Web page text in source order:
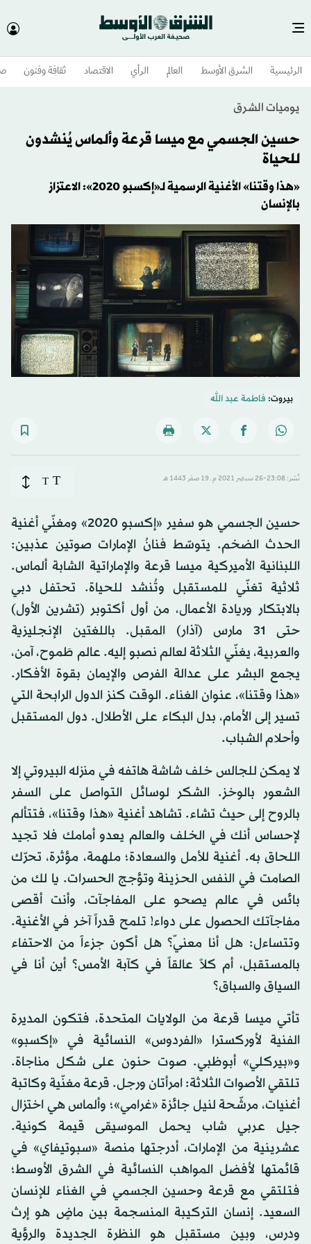
الرئيسية الشرق الأوسط​ العالم الرأي الاقتصاد ثقافة وفنون
يوميات الشرق
حسين الجسمي مع ميسا قرعة وألماس يُنشدون
للحياة
«هذا وقتنا» الأغنية الرسمية لـ«إكسبو 2020»: الاعتزاز
بالإنسان
بيروت: فاطمة عبد الله
نُشر: 23:08-26 سبتمبر 2021 م ـ 19 صفَر 1443 هـ T
T
حسين الجسمي هو سفير «إكسبو 2020» ومغنّي أغنية
الحدث الضخم. يتوسّط فنانُ الإمارات صوتين عذبين:
اللبنانية الأميركية ميسا قرعة والإماراتية الشابة ألماس.
ثلاثية تغنّي للمستقبل وتُنشد للحياة. تحتفل دبي
بالابتكار وريادة الأعمال، من أول أكتوبر (تشرين الأول)
حتى 31 مارس (آذار) المقبل. باللغتين الإنجليزية
والعربية، يغنّي الثلاثة لعالم نصبو إليه. عالم طَموح، آمن،
يجمع البشر على عدالة الفرص والإيمان بقوة الأفكار.
«هذا وقتنا»، عنوان الغناء. الوقت كنز الدول الرابحة التي
تسير إلى الأمام، بدل البكاء على الأطلال. دول المستقبل
وأحلام الشباب.
لا يمكن للجالس خلف شاشة هاتفه في منزله البيروتي إلا
الشعور بالوخز. الشكر لوسائل التواصل على السفر
بالروح إلى حيث تشاء. تشاهد أغنية «هذا وقتنا»، فتتألم
لإحساس أنك في الخلف والعالم يعدو أمامك فلا تجيد
اللحاق به. أغنية للأمل والسعادة؛ ملهمة، مؤثرة، تحرّك
الصامت في النفس الحزينة وتؤجج الحسرات. يا لك من
بائس في عالم يصحو على المفاجآت، وأنت أقصى
مفاجآتك الحصول على دواء! تلمح قدراً آخر في الأغنية.
وتتساءل: هل أنا معنيّ؟ هل أكون جزءاً من الاحتفاء
بالمستقبل، أم كلاً عالقاً في كآبة الأمس؟ أين أنا في
السياق والسباق؟
تأتي ميسا قرعة من الولايات المتحدة، فتكون المديرة
الفنية لأوركسترا «الفردوس» النسائية في «إكسبو»
و«بيركلي» أبوظبي. صوت حنون على شكل مناجاة.
تلتقي الأصوات الثلاثة: امرأتان ورجل. قرعة مغنّية وكاتبة
أغنيات، مرشّحة لنيل جائزة «غرامي»؛ وألماس هي اختزال
جيل عربي شاب يحمل الموسيقى قيمة كونية.
عشرينية من الإمارات، أدرجتها منصة «سبوتيفاي» في
قائمتها لأفضل المواهب النسائية في الشرق الأوسط؛
فتلتقي مع قرعة وحسين الجسمي في الغناء للإنسان
السعيد. إنسان التركيبة المنسجمة بين ماضٍ هو إرث
ودرس، وبين مستقبل هو النظرة الجديدة والرؤية